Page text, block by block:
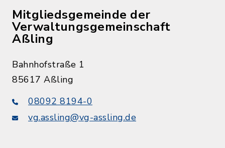
Mitgliedsgemeinde der
Verwaltungsgemeinschaft
Aßling
Bahnhofstraße 1
85617 Aßling
08092 8194-0
vg.assling@vg-assling.de